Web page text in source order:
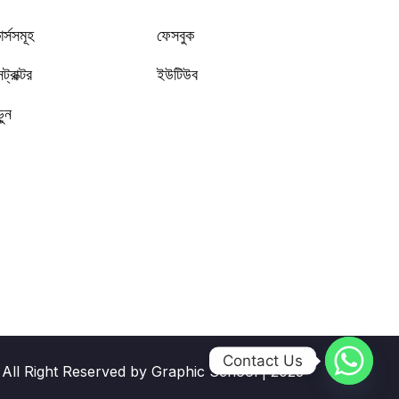
ফেসবুক
ইউটিউব
All Right Reserved by Graphic School | 2023
Contact Us